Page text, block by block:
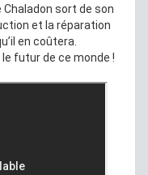
Chaladon sort de son
et la réparation
en coûtera.
futur de ce monde !